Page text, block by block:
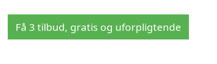
Få 3 tilbud, gratis og uforpligtende